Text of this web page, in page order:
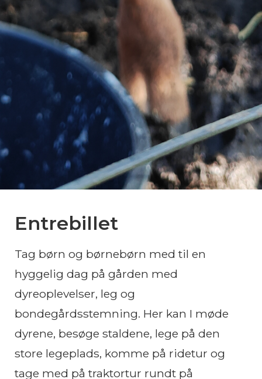
Entrebillet
Tag børn og børnebørn med til en
hyggelig dag på gården med
dyreoplevelser, leg og
bondegårdsstemning. Her kan I møde
dyrene, besøge staldene, lege på den
store legeplads, komme på ridetur og
tage med på traktortur rundt på